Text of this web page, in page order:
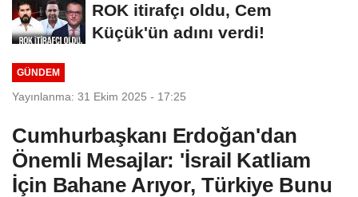
ROK itirafçı oldu, Cem
Küçük'ün adını verdi!
GÜNDEM
Yayınlanma: 31 Ekim 2025 - 17:25
Cumhurbaşkanı Erdoğan'dan
Önemli Mesajlar: 'İsrail Katliam
İçin Bahane Arıyor, Türkiye Bunu